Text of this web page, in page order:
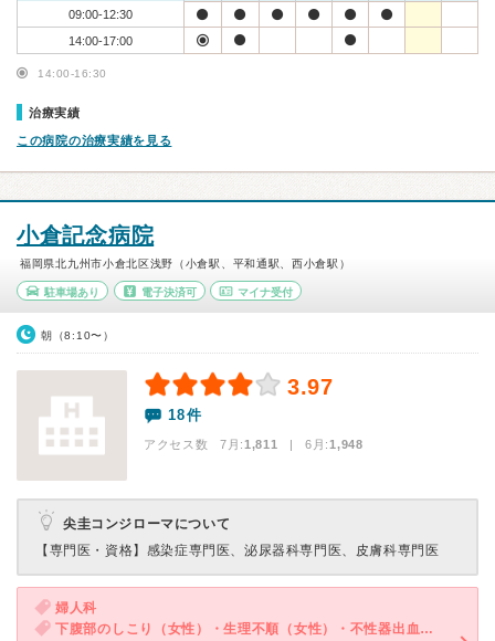
09:00-12:30
14:00-17:00
14:00-16:30
治療実績
この病院の治療実績を見る
小倉記念病院
福岡県北九州市小倉北区浅野（小倉駅、平和通駅、西小倉駅）
駐車場あり 電子決済可 マイナ受付
朝（8:10〜）
3.97
18件
アクセス数 7月:1,811 | 6月:1,948
尖圭コンジローマについて
【専門医・資格】 感染症専門医、泌尿器科専門医、皮膚科専門医
婦人科
下腹部のしこり（女性）・生理不順（女性）・不性器出血（女性）